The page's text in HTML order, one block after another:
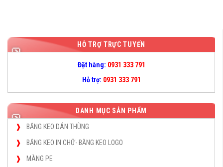
HỖ TRỢ TRỰC TUYẾN
Đặt hàng: 0931 333 791
Hỗ trợ: 0931 333 791
DANH MỤC SẢN PHẨM
BĂNG KEO DÁN THÙNG
BĂNG KEO IN CHỮ- BĂNG KEO LOGO
MÀNG PE